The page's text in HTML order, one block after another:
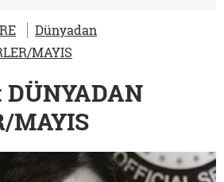
Dünyadan
MAYIS
MAYIS